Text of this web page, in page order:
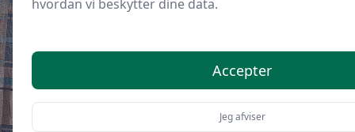
Tips og Produkter
Vælg den rigtige sommerdyne ud
fra TOG-værdi og vægt
hvordan vi beskytter dine data.
Accepter
Jeg afviser